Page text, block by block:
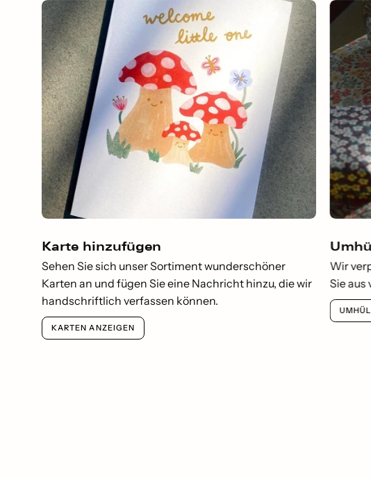
Karte hinzufügen
Sehen Sie sich unser Sortiment wunderschöner
Karten an und fügen Sie eine Nachricht hinzu, die wir
handschriftlich verfassen können.
KARTEN ANZEIGEN
Wir
Sie aus